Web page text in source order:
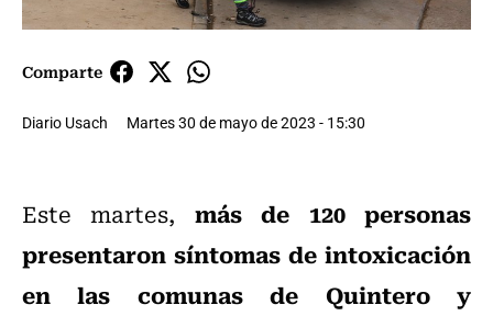
Comparte
Diario Usach Martes 30 de mayo de 2023 - 15:30
Este martes, más de 120 personas
presentaron síntomas de intoxicación
en las comunas de Quintero y